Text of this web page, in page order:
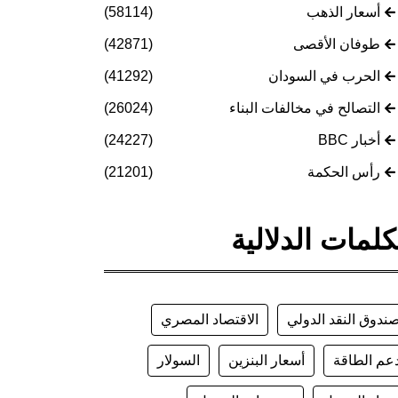
أسعار الذهب (58114)
طوفان الأقصى (42871)
الحرب في السودان (41292)
التصالح في مخالفات البناء (26024)
أخبار BBC (24227)
رأس الحكمة (21201)
الدلالية
النقد الدولي الاقتصاد المصري
الطاقة أسعار البنزين السولار